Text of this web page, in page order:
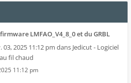
LMFAO_V4_8_0 et du GRBL
03, 2025 11:12 pm dans Jedicut - Logiciel
fil chaud
11:12 pm